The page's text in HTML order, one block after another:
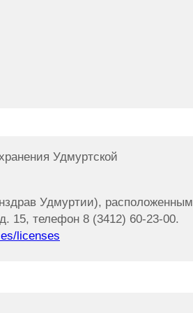
Удмуртской
Удмуртии), расположенным
15, телефон 8 (3412) 60-23-00.
licenses